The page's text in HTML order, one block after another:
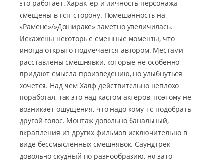
это работает. Характер и личность персонажа
смещены в гоп-сторону. Помешанность на
«Рамене»/»Дошираке» заметно увеличилась.
Искажены некоторые смешные моменты, что
иногда открыто подмечается автором. Местами
расставлены смешнявки, которые не особенно
придают смысла произведению, но улыбнуться
хочется. Над чем Халф действительно неплохо
поработал, так это над кастом актеров, поэтому не
возникает ощущения, что надо кому-то подобрать
другой голос. Монтаж довольно банальный,
вкрапления из других фильмов исключительно в
виде бессмысленных смешнявок. Саундтрек
довольно скудный по разнообразию, но зато